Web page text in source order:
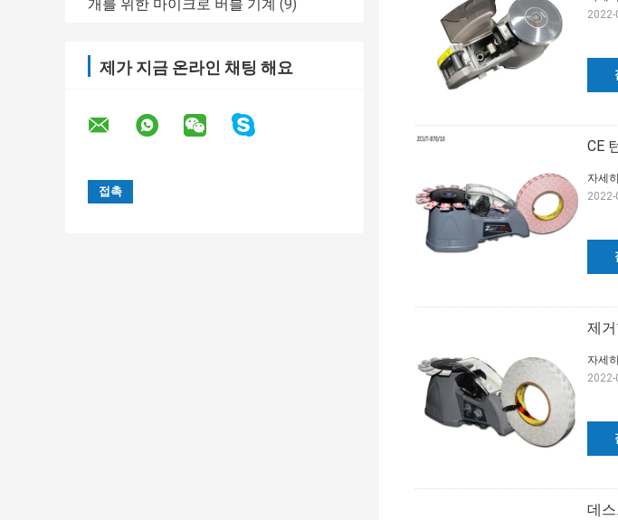
개를 위한 마이크로 버블 기계 (9)
제가 지금 온라인 채팅 해요
CE
자세
제
자세
데